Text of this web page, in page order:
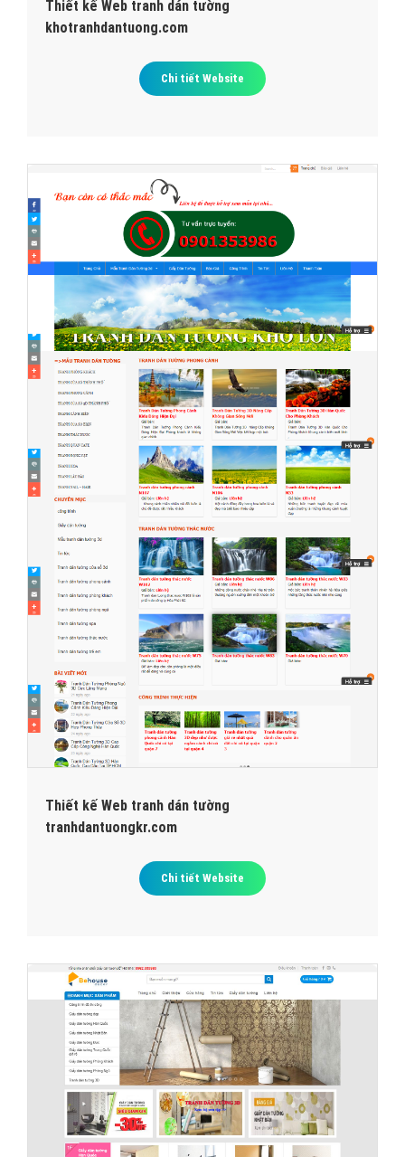
Thiết kế Web tranh dán tường
khotranhdantuong.com
Chi tiết Website
Thiết kế Web tranh dán tường
tranhdantuongkr.com
Chi tiết Website